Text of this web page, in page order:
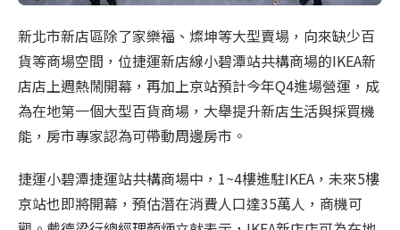
新北市新店區除了家樂福、燦坤等大型賣場，向來缺少百
貨等商場空間，位捷運新店線小碧潭站共構商場的IKEA新
店店上週熱鬧開幕，再加上京站預計今年Q4進場營運，成
為在地第一個大型百貨商場，大舉提升新店生活與採買機
能，房市專家認為可帶動周邊房市。
捷運小碧潭捷運站共構商場中，1~4樓進駐IKEA，未來5樓
京站也即將開幕，預估潛在消費人口達35萬人，商機可